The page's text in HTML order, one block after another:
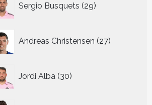
Sergio Busquets 29
producten
Andreas Christensen 27
producten
Jordi Alba 30
producten